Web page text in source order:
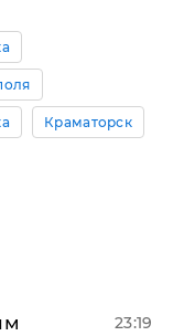
Краматорск
23:19